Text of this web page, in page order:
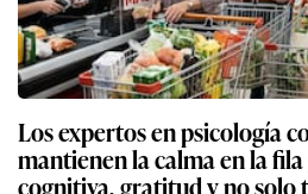
Los expertos en psicología
mantienen la calma en la
cognitiva, gratitud y no